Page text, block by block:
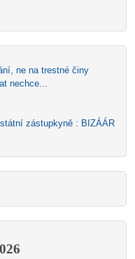
ne na trestné činy
nechce...
zástupkyně : BIZÁÁR